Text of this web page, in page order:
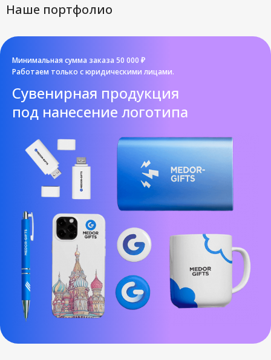
Наше портфолио
Минимальная сумма заказа 50 000 ₽
Работаем только с юридическими лицами.
Cувенирная продукция
под нанесение логотипа